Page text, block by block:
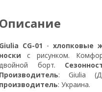
Описание
Giulia CG-01 -хлопковые
носкис рисунком.
борт.
Производитель: Giulia
производитель: Украина.